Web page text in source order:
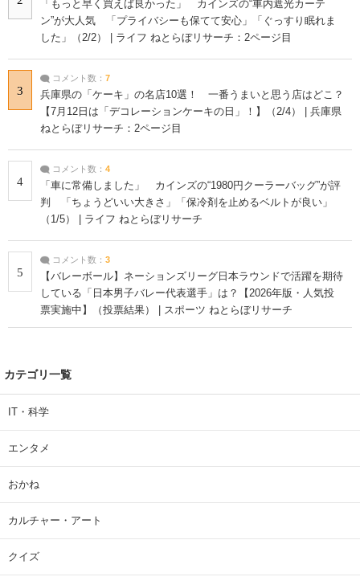
「もっと早く買えば良かった」 カインズの“車内遮光カーテ
ン”が大人気 「プライバシーも保てて安心」「ぐっすり眠れま
した」（2/2） | ライフ ねとらぼリサーチ：2ページ目
3
コメント数： 7
兵庫県の「ケーキ」の名店10選！ 一番うまいと思う店はどこ？
【7月12日は「デコレーションケーキの日」！】（2/4） | 兵庫県
ねとらぼリサーチ：2ページ目
4
コメント数： 4
「車に常備しました」 カインズの“1980円クーラーバッグ”が評
判 「ちょうどいい大きさ」「保冷剤を止めるベルトが良い」
（1/5） | ライフ ねとらぼリサーチ
5
コメント数： 3
【バレーボール】ネーションズリーグ日本ラウンドで活躍を期待
している「日本男子バレー代表選手」は？【2026年版・人気投
票実施中】（投票結果） | スポーツ ねとらぼリサーチ
カテゴリ一覧
IT・科学
エンタメ
おかね
カルチャー・アート
クイズ